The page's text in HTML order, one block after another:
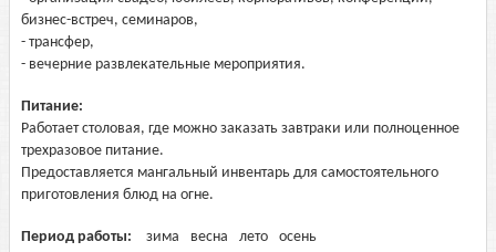
бизнес-встреч, семинаров,
- трансфер,
- вечерние развлекательные мероприятия.
Питание:
Работает столовая, где можно заказать завтраки или полноценное
трехразовое питание.
Предоставляется мангальный инвентарь для самостоятельного
приготовления блюд на огне.
Период работы: зима весна лето осень